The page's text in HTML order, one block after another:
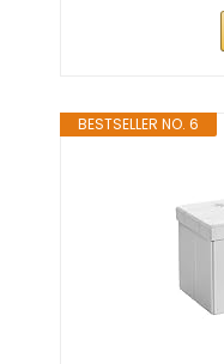
BESTSELLER NO. 6